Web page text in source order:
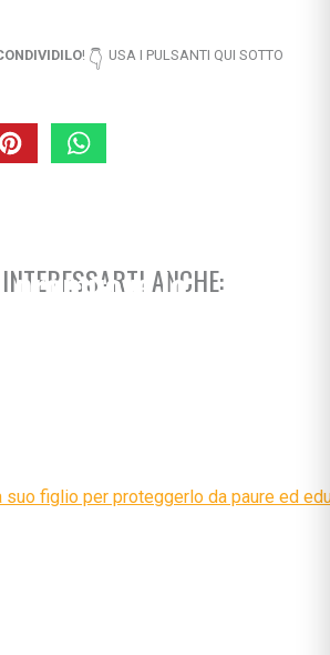
! 👇 USA I PULSANTI QUI SOTTO
ANCHE:
promuove lo